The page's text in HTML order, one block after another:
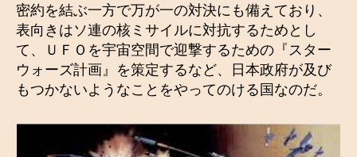
密約を結ぶ一方で万が一の対決にも備えており、
表向きはソ連の核ミサイルに対抗するためとし
て、ＵＦＯを宇宙空間で迎撃するための『スター
ウォーズ計画』を策定するなど、日本政府が及び
もつかないようなことをやってのける国なのだ。